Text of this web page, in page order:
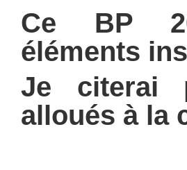
Ce BP
éléments
Je citerai
alloués à la